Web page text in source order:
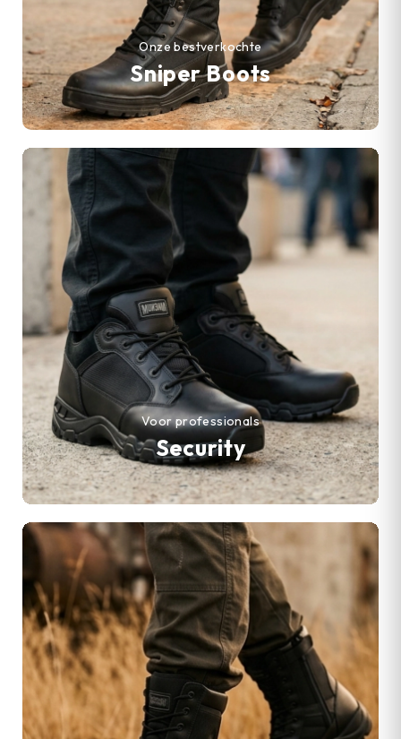
Sniper Boots
Onze bestverkochte
Security
Voor professionals